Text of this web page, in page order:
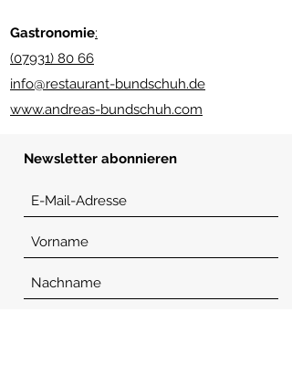
Gastronomie:
(07931) 80 66
info@restaurant-bundschuh.de
www.andreas-bundschuh.com
Newsletter abonnieren